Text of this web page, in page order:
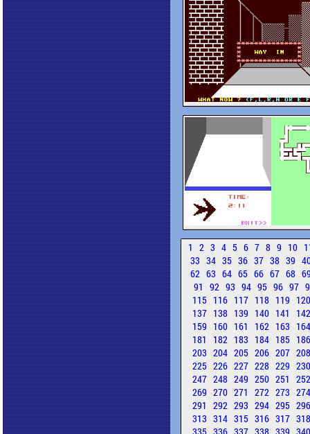
1 2 3 4 5 6 7 8 9 10
33 34 35 36 37 38 39
62 63 64 65 66 67 68
91 92 93 94 95 96 97
115 116 117 118 119
137 138 139 140 141
159 160 161 162 163
181
182 183 184 185
203 204 205 206 207
225 226 227 228 229
247 248 249 250 251
269 270 271 272 273
291 292 293 294 295
313 314 315 316 317